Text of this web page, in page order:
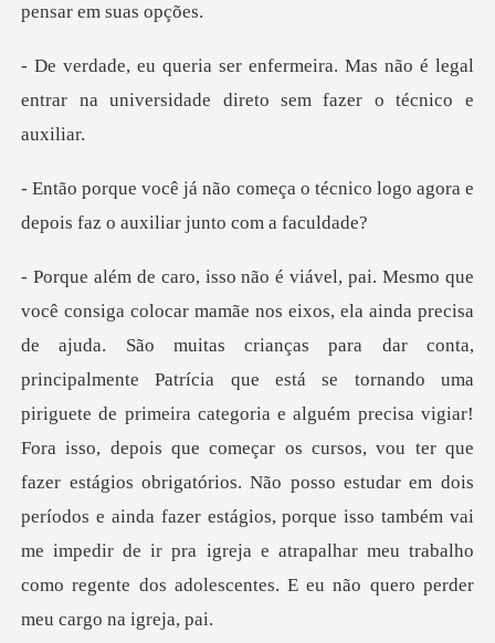
Mas não é legal
entrar na universidade
o técnico logo agora e
depois fa
está se tornando uma
piriguete de primeira categoria e alguém precisa vigiar!
Fora isso, depois que começar os cursos, vou ter que
fazer estágios obrigatórios. Não posso estudar em dois
p